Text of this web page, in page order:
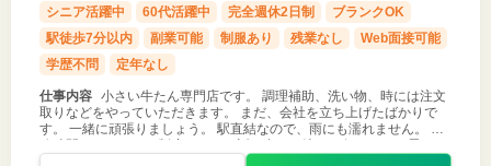
シニア活躍中 60代活躍中 完全週休2日制
ブランクOK
駅徒歩7分以内
副業可能 制服あり 残業なし
Web面接可能
学歴不問
定年なし
仕事内容 小さい牛たん専門店です。 調理補助、洗い物、時には注文
取りなどをやっていただきます。 まだ、会社を立ち上げたばかりで
す。 一緒に頑張りましょう。 駅直結なので、雨にも濡れません。 勤